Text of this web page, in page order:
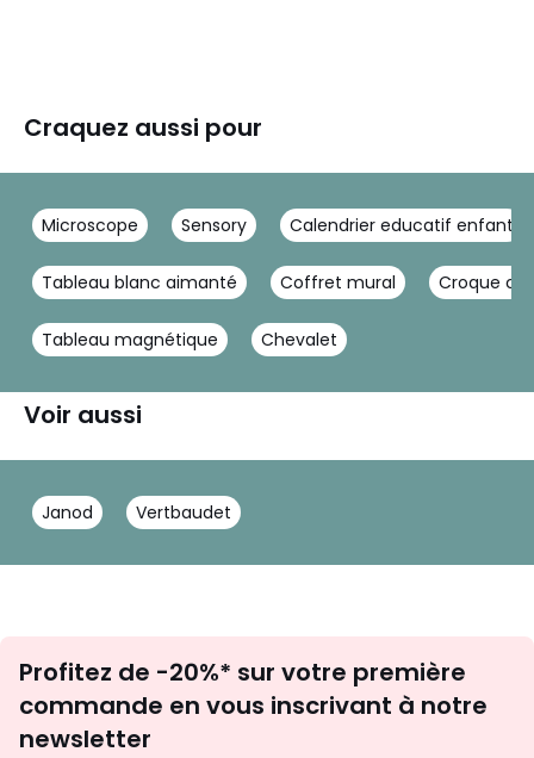
Craquez aussi pour
Microscope Sensory Calendrier educatif enfant
Tableau blanc aimanté Coffret mural Croque
Tableau magnétique Chevalet
Voir aussi
Janod Vertbaudet
newsletter
Profitez de -20%* sur votre première
commande en vous inscrivant à notre
newsletter